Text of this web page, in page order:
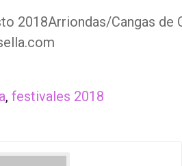
2018Arriondas/Cangas de
, festivales 2018